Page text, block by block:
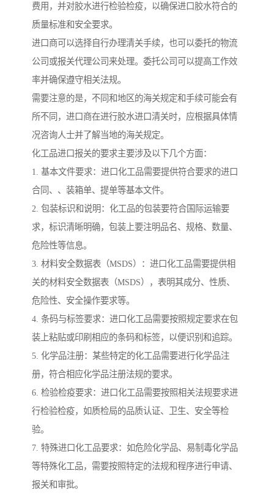
费用，并对胶水进行检验检疫，以确保进口胶水符合的
质量标准和安全要求。
进口商可以选择自行办理清关手续，也可以委托的物流
公司或报关代理公司来处理。委托公司可以提高工作效
率并确保遵守相关法规。
需要注意的是，不同和地区的海关规定和手续可能会有
所不同，进口商在进行胶水进口清关时，应根据具体情
况咨询人士并了解当地的海关规定。
化工品进口报关的要求主要涉及以下几个方面：
1. 基本文件要求：进口化工品需要提供符合要求的进口
合同、、装箱单、提单等基本文件。
2. 包装标识和说明：化工品的包装要符合国际运输要
求，标识清晰明确，包装上要注明品名、规格、数量、
危险性等信息。
3. 材料安全数据表（MSDS）：进口化工品需要提供相
关的材料安全数据表（MSDS），表明其成分、性质、
危险性、安全操作要求等。
4. 条码与标签要求：进口化工品需要按照规定要求在包
装上粘贴或印刷相应的条码和标签，以便识别和追踪。
5. 化学品注册：某些特定的化工品需要进行化学品注
册，符合相应化学品注册法规的要求。
6. 检验检疫要求：进口化工品需要按照相关法规要求进
行检验检疫，如质检局的品质认证、卫生、安全等检
验。
7. 特殊进口化工品要求：如危险化学品、易制毒化学品
等特殊化工品，需要按照特定的法规和程序进行申请、
报关和审批。